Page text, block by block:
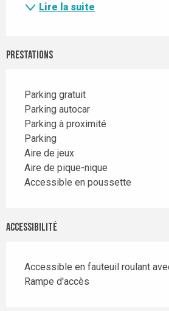
Lire la suite
Prestations
Parking gratuit
Parking autocar
Parking à proximité
Parking
Aire de jeux
Aire de pique-nique
Accessible en poussette
Accessibilité
Accessible en fauteuil roulant
Rampe d'accès